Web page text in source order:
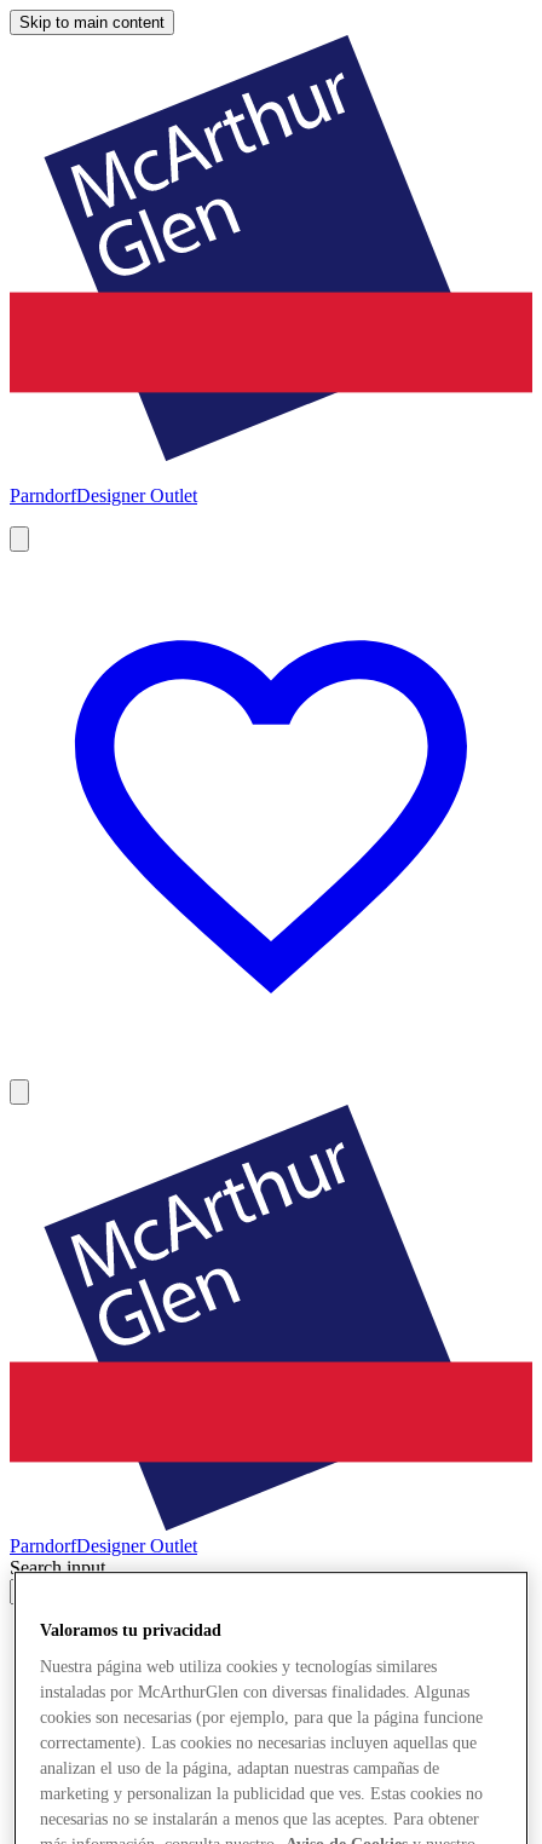
Skip to main content
ParndorfDesigner Outlet
ParndorfDesigner Outlet
Search input
Valoramos tu privacidad
Nuestra página web utiliza cookies y tecnologías similares
instaladas por McArthurGlen con diversas finalidades. Algunas
cookies son necesarias (por ejemplo, para que la página funcione
correctamente). Las cookies no necesarias incluyen aquellas que
analizan el uso de la página, adaptan nuestras campañas de
marketing y personalizan la publicidad que ves. Estas cookies no
necesarias no se instalarán a menos que las aceptes. Para obtener